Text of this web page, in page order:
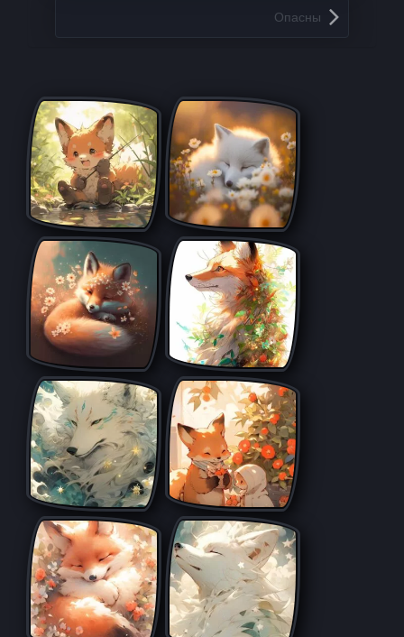
Опасны